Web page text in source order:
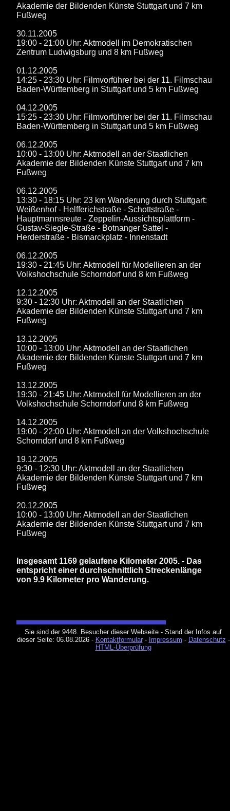
Akademie der Bildenden Künste Stuttgart und 7 km
Fußweg
30.11.2005
19:00 - 21:00 Uhr: Aktmodell im Demokratischen
Zentrum Ludwigsburg und 8 km Fußweg
01.12.2005
14:25 - 23:30 Uhr: Filmvorführer bei der 11. Filmschau
Baden-Württemberg in Stuttgart und 5 km Fußweg
04.12.2005
15:25 - 23:30 Uhr: Filmvorführer bei der 11. Filmschau
Baden-Württemberg in Stuttgart und 5 km Fußweg
06.12.2005
10:00 - 13:00 Uhr: Aktmodell an der Staatlichen
Akademie der Bildenden Künste Stuttgart und 7 km
Fußweg
06.12.2005
13:30 - 18:15 Uhr: 23 km Wanderung durch Stuttgart:
Weißenhof - Helfferichstraße - Schottstraße -
Hauptmannsreute - Zeppelin-Aussichtsplattform -
Gustav-Siegle-Straße - Botnanger Sattel -
Herderstraße - Bismarckplatz - Innenstadt
06.12.2005
19:30 - 21:45 Uhr: Aktmodell für Modellieren an der
Volkshochschule Schorndorf und 8 km Fußweg
12.12.2005
9:30 - 12:30 Uhr: Aktmodell an der Staatlichen
Akademie der Bildenden Künste Stuttgart und 7 km
Fußweg
13.12.2005
10:00 - 13:00 Uhr: Aktmodell an der Staatlichen
Akademie der Bildenden Künste Stuttgart und 7 km
Fußweg
13.12.2005
19:30 - 21:45 Uhr: Aktmodell für Modellieren an der
Volkshochschule Schorndorf und 8 km Fußweg
14.12.2005
19:00 - 22:00 Uhr: Aktmodell an der Volkshochschule
Schorndorf und 8 km Fußweg
19.12.2005
9:30 - 12:30 Uhr: Aktmodell an der Staatlichen
Akademie der Bildenden Künste Stuttgart und 7 km
Fußweg
20.12.2005
10:00 - 13:00 Uhr: Aktmodell an der Staatlichen
Akademie der Bildenden Künste Stuttgart und 7 km
Fußweg
Insgesamt 1169 gelaufene Kilometer 2005. - Das
entspricht einer durchschnittlich Streckenlänge
von 9.9 Kilometer pro Wanderung.
Sie sind der 9448. Besucher dieser Webseite - Stand der Infos auf
dieser Seite: 06.08.2026- Kontaktformular- Impressum - Datenschutz -
HTML-Überprüfung